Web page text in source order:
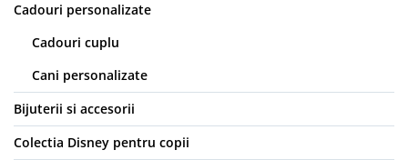
Cadouri personalizate
Cadouri cuplu
Cani personalizate
Bijuterii si accesorii
Colectia Disney pentru copii